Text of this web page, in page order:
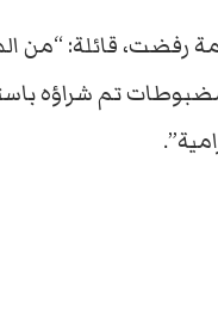
رفضت، قائلة: “من
تم شراؤه